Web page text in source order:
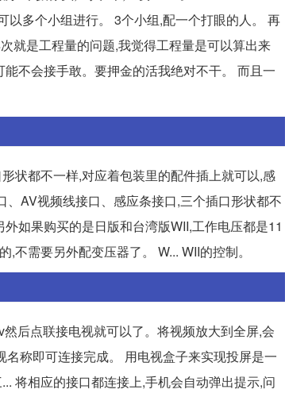
以多个小组进行。 3个小组,配一个打眼的人。 再
就是工程量的问题,我觉得工程量是可以算出来
不会接手敢。要押金的活我绝对不干。 而且一
状都不一样,对应着包装里的配件插上就可以,感
AV视频线接口、感应条接口,三个插口形状都不
如果购买的是日版和台湾版WII,工作电压都是11
需要另外配变压器了。 W... WII的控制。
后点联接电视就可以了。将视频放大到全屏,会
名称即可连接完成。 用电视盒子来实现投屏是一
将相应的接口都连接上,手机会自动弹出提示,问